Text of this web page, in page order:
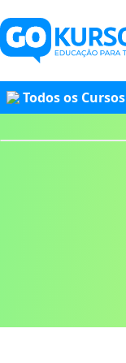
Todos os Cursos